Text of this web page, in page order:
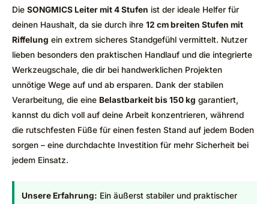
Die SONGMICS Leiter mit 4 Stufen ist der ideale Helfer für
deinen Haushalt, da sie durch ihre 12 cm breiten Stufen mit
Riffelung ein extrem sicheres Standgefühl vermittelt. Nutzer
lieben besonders den praktischen Handlauf und die integrierte
Werkzeugschale, die dir bei handwerklichen Projekten
unnötige Wege auf und ab ersparen. Dank der stabilen
Verarbeitung, die eine Belastbarkeit bis 150 kg garantiert,
kannst du dich voll auf deine Arbeit konzentrieren, während
die rutschfesten Füße für einen festen Stand auf jedem Boden
sorgen – eine durchdachte Investition für mehr Sicherheit bei
jedem Einsatz.
Unsere Erfahrung: Ein äußerst stabiler und praktischer